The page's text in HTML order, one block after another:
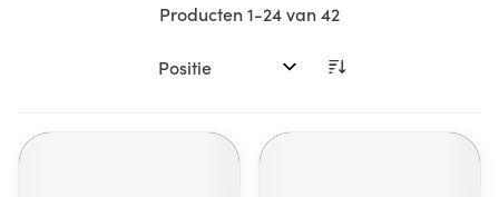
Producten1-24van42
Sorteer op: